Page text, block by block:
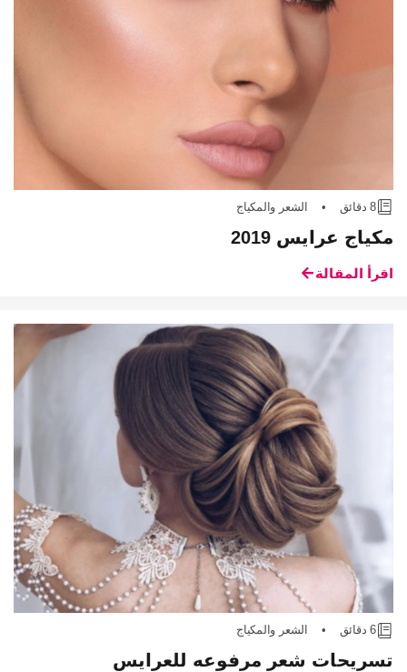
8 دقائق • الشعر والمكياج
مكياج عرايس 2019
اقرأ المقالة
6 دقائق • الشعر والمكياج
تسريحات شعر مرفوعه للعرايس